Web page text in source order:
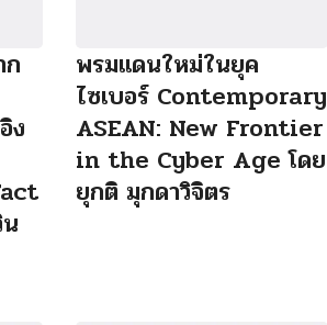
ง
พรมแดนใหม่ในยุค
ไซเบอร์ Contemporary
ASEAN: New Frontier
in the Cyber Age โดย
ยุกติ มุกดาวิจิตร